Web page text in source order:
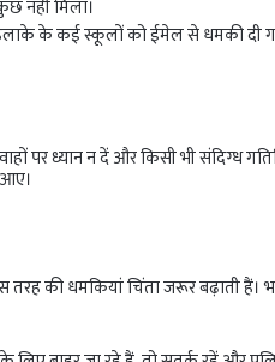
नहीं मिला।
इलाके के कई स्कूलों को ईमेल से धमकी दी
पर ध्यान न दें और किसी भी संदिग्ध
की धमकियां चिंता जरूर बढ़ाती